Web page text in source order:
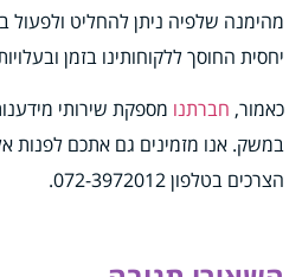
מהימנה שלפיה ניתן להחליט ולפעול
יחסית החוסך ללקוחותינו בזמן
כאמור, חברתנו מספקת שירותי
במשק. אנו מזמינים גם אתכם לפנות
הצרכים בטלפון 072-3972012.